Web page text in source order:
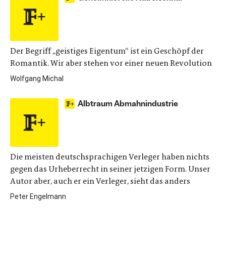
Der Begriff „geistiges Eigentum“ ist ein Geschöpf der
Romantik. Wir aber stehen vor einer neuen Revolution
Wolfgang Michal
Albtraum Abmahnindustrie
Die meisten deutschsprachigen Verleger haben nichts
gegen das Urheberrecht in seiner jetzigen Form. Unser
Autor aber, auch er ein Verleger, sieht das anders
Peter Engelmann